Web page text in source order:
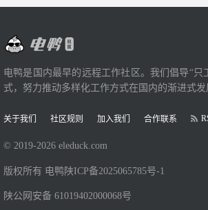
电鸭是国内最早的远程工作社区。我们倡导“只
式，努力推动多样化工作方式在国内的渐进式发
关于我们 社区规则 加入我们 合作联系
© 2019-2026 eleduck.com
版权所有 电鸭 陕ICP备2025065785号-1
陕公网安备 61019402000068号